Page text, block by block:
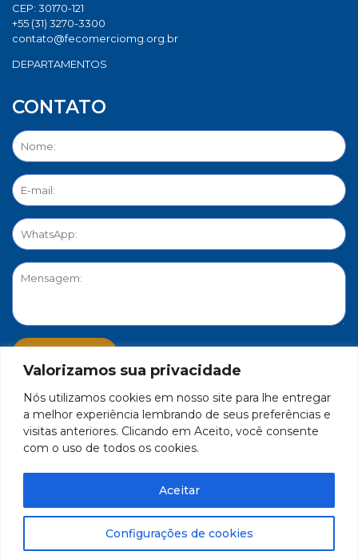
Valorizamos sua privacidade
Nós utilizamos cookies em nosso site para lhe entregar
a melhor experiência lembrando de seus preferências e
visitas anteriores. Clicando em Aceito, você consente
com o uso de todos os cookies.
Configurações de cookies
Aceitar
CEP: 30170-121
+55 (31) 3270-3300
contato@fecomerciomg.org.br
DEPARTAMENTOS
CONTATO
PORTAL DE PRIVACIDADE
17.271.982/0001-59